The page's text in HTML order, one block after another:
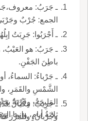
الجمع: جُرْبٌ وجَرْبَى وجِرابٌ وأَجارِبُ.
ـ أَجْرَبُوا: جَرِبَتُ إبِلُهُمْ.
ـ جَرَبُ: هو العَيْبُ،
باطِنَ الجَفْنِ.
ـ جَرْباءُ: السماءُ،
الشَّمْسِ والقَمَرِ،
المَليحَةُ، وقَرْيَةٌ
ثلاثةُ أيامٍ،
وجُرْبانٌ،